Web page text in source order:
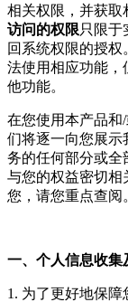
相关权限，并获取
访问的权限只限于
回系统权限的授
法使用相应功能，
他功能。
在您使用本产品和
们将逐一向您展示
务的任何部分或全
与您的权益密切相
您，请您重点查阅
一、个人信息收集
1. 为了更好地保